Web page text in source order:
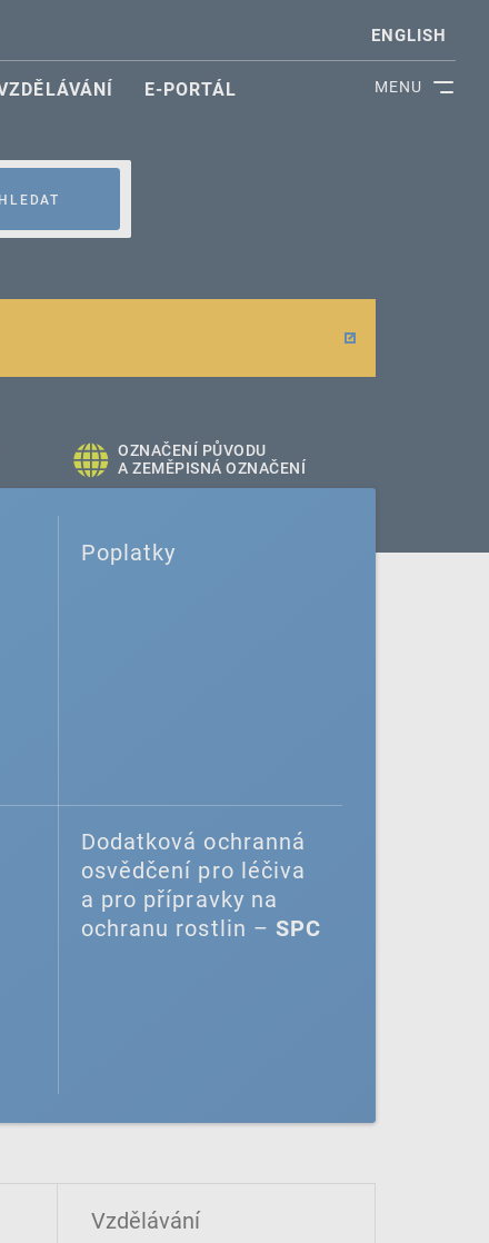
MENU
ENGLISH
E-PORTÁL
HLEDAT
OZNAČENÍ PŮVODU
A ZEMĚPISNÁ OZNAČENÍ
Poplatky
Dodatková ochranná
osvědčení pro léčiva
a pro přípravky na
ochranu rostlin – SPC
Vzdělávání